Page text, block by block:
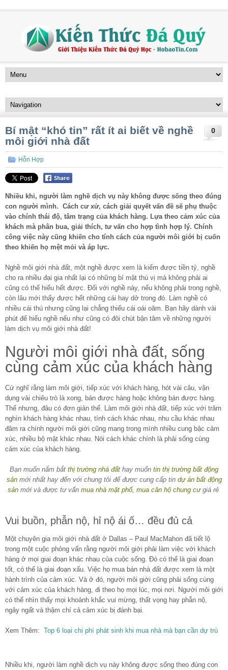
0
Bí mật “khó tin” rất ít ai biết về nghề
môi giới nhà đất
Hỗn Hợp
Nhiều khi, người làm nghề dịch vụ này không được sống theo đúng
con người mình. Cách cư xử, cách giải quyết vấn đề sẽ phụ thuộc
vào chính thái độ, tâm trạng của khách hàng. Lựa theo cảm xúc của
khách mà phân bua, giải thích, tư vấn cho hợp tình hợp lý. Chính
công việc này cũng khiến cho tính cách của người môi giới bị cuốn
theo khiến họ mệt mỏi và áp lực.
Nghề môi giới nhà đất, một nghề được xem là kiếm được tiền tỷ, nghề
cho ra nhiều đại gia nhất lại có những bí mật thú vị mà không phải ai
cũng có thể hiểu hết được. Đối với nghề này, nếu không phải trong nghề,
còn lâu mới thấy được hết những cái hay dở trong đó. Làm nghề có
nhiều cái thú nhưng cũng lại chẳng thiếu cái oái oăm. Bạn hãy dành vài
phút để hiểu nghề nếu như cũng có đôi chút bận tâm về những người
làm dịch vụ môi giới nhà đất!
Người môi giới nhà đất, sống
cùng cảm xúc của khách hàng
Cứ nghĩ rằng làm môi giới, tiếp xúc với khách hàng, hót vài câu, vận
dụng vài chiêu trò là xong, bán được hàng hoặc không bán được hàng.
Thế nhưng, đâu có đơn giản thế. Làm môi giới nhà đất, tiếp xúc với trăm
nghìn khách hàng khác nhau, tính cách khác nhau, nhu cầu khác nhau
đâm ra chính người môi giới cũng mang trong mình nhiều cung bậc cảm
xúc, nhiều bộ mặt khác nhau. Nói cách khác chính là phải sống cùng
cảm xúc của khách hàng.
Bạn muốn nắm bắt thị trường nhà đất hay muốn tin thị trường bất động
sảnmới nhất hay đến với chung tôi để được cung cấp tin dự án bất động
sảnmới và được tư vấn mua nhà mặt phố, mua căn hộ chung cưgiá rẻ
Vui buồn, phẫn nộ, hỉ nộ ái ố… đều đủ cả
Một chuyên gia môi giới nhà đất ở Dallas – Paul MacMahon đã tiết lộ
trong một cuộc phỏng vấn rằng người môi giới phải làm việc với khách
hàng ở mọi giai đoạn khác nhau của cuộc sống. Đó có thể là giai đoạn
tốt, có thể là giai đoạn xấu. Việc họ mua bán nhà đất được xem là một
hành trình của cảm xúc. Và ở đó, người môi giới cũng phải sống cùng
với cảm xúc của khách hàng, đi theo họ mọi lúc, mọi nơi. Người môi giới
có thể nhìn thấy mọi khoảnh khắc vui mừng, thất vọng hay phẫn nộ,
ngây ngất và thậm chí cả cảm xúc bị đánh bại.
Xem Thêm: Top 6 loại chi phí phát sinh khi mua nhà mà bạn cần dự trù
Nhiều khi, người làm nghề dịch vụ này không được sống theo đúng con